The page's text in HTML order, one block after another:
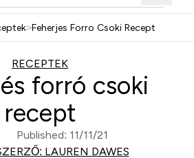
>Feherjes Forro Csoki Recept
RECEPTEK
forró csoki
recept
Published: 11/11/21
LAUREN DAWES